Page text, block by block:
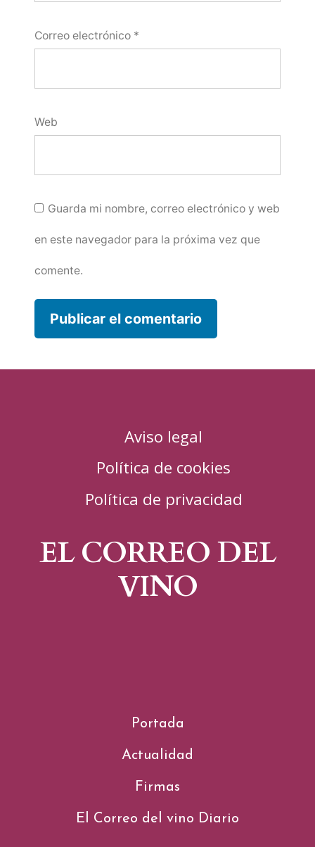
Correo electrónico *
Web
Guarda mi nombre, correo electrónico y web
en este navegador para la próxima vez que
comente.
Aviso legal
Política de cookies
Política de privacidad
EL CORREO DEL
VINO
Portada
Actualidad
Firmas
El Correo del vino Diario